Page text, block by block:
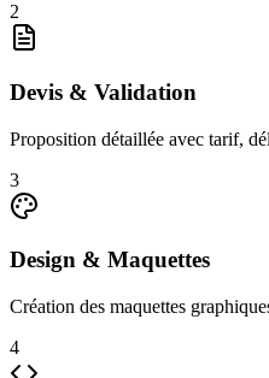
2
Devis & Validation
Proposition détaillée avec tarif,
3
Design & Maquettes
Création des maquettes
4